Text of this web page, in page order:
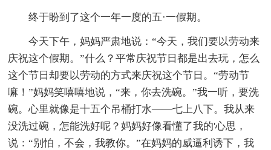
终于盼到了这个一年一度的五·一假期。
今天下午，妈妈严肃地说：“今天，我们要以劳动来
庆祝这个假期。”什么？平常庆祝节日都是出去玩，怎么
这个节日却要以劳动的方式来庆祝这个节日。“劳动节
嘛！”妈妈笑嘻嘻地说，“来，你去洗碗。”我一听，要洗
碗。心里就像是十五个吊桶打水——七上八下。我从来
没洗过碗，怎能洗好呢？妈妈好像看懂了我的'心思，
说：“别怕，不会，我教你。”在妈妈的威逼利诱下，我